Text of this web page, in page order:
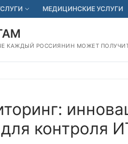
МЕДИЦИНСКИЕ УСЛУГИ
КАЖДЫЙ РОССИЯНИН МОЖЕТ
контроля